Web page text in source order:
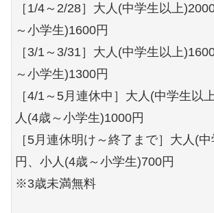
［1/4～2/28］大人(中学生以上
～小学生)1600円
［3/1～3/31］大人(中学生以上
～小学生)1300円
［4/1～5月連休中］大人(中学生以
人(4歳～小学生)1000円
［5月連休明け～終了まで］大人(
円、小人(4歳～小学生)700円
※3歳未満無料